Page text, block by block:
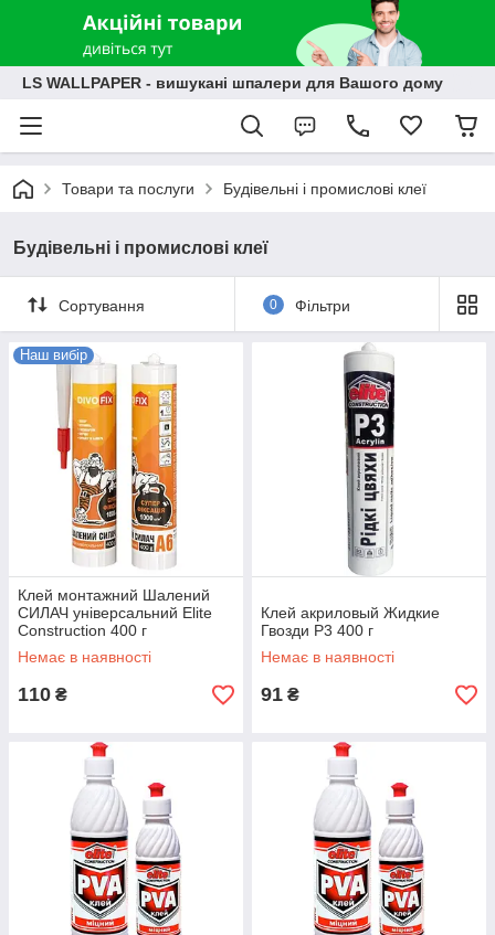
LS WALLPAPER - вишукані шпалери для Вашого дому
Товари та послуги Будівельні і промислові клеї
Будівельні і промислові клеї
Сортування 0 Фільтри
Наш вибір
Клей монтажний Шалений
СИЛАЧ універсальний Elite
Construction 400 г
Немає в наявності
110 ₴
Клей акриловый Жидкие
Гвозди Р3 400 г
Немає в наявності
91 ₴